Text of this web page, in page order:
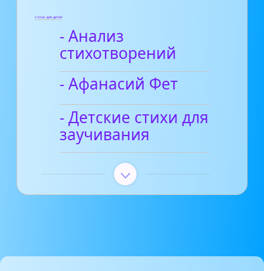
Стихи для детей
- Анализ
стихотворений
- Афанасий Фет
- Детские стихи для
заучивания